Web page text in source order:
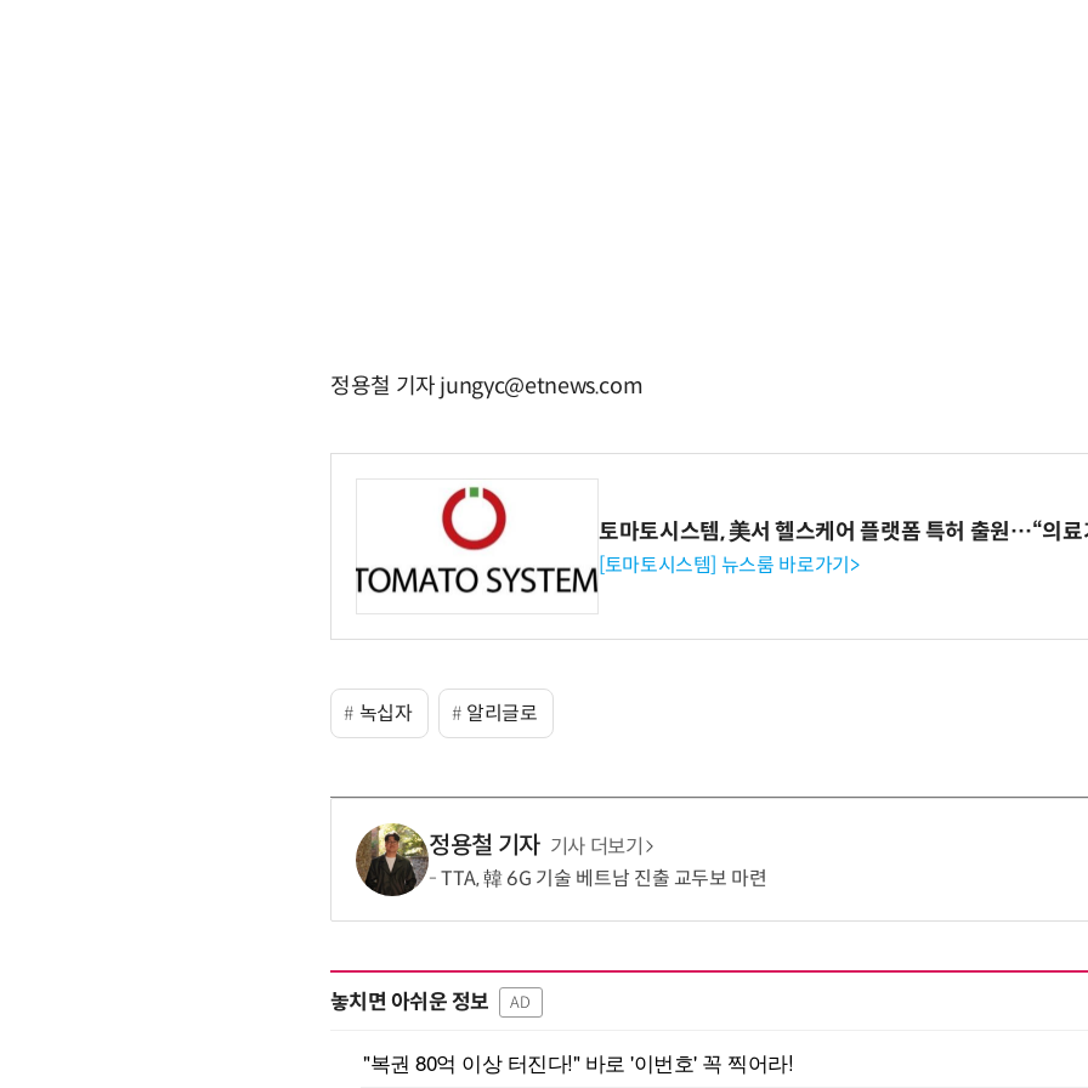
정용철 기자 jungyc@etnews.com
토마토시스템, 美서 헬스케어 플랫폼 특허 출원…“의
[토마토시스템] 뉴스룸 바로가기>
녹십자 알리글로
정용철 기자 기사 더보기
TTA, 韓 6G 기술 베트남 진출 교두보 마련
놓치면 아쉬운 정보 AD